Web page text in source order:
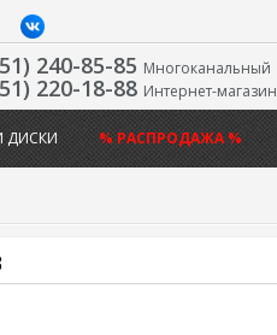
240-85-85 Многоканальный
220-18-88 Интернет-магазин
% РАСПРОДАЖА %